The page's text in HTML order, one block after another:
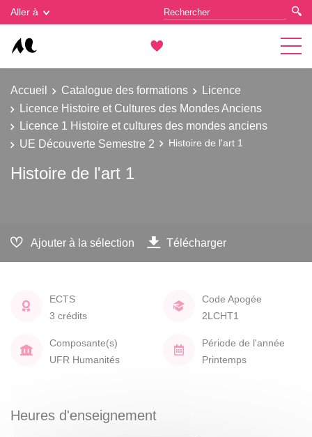
Aller à
Accueil Catalogue des formations
Licence
Licence Histoire et Cultures des Mondes Anciens
Licence 1 Histoire et cultures des mondes anciens
UE Découverte Semestre 2
Histoire de l'art 1
Histoire de l'art 1
Ajouter à la sélection Télécharger
ECTS
3 crédits
Code Apogée
2LCHT1
Composante(s)
UFR Humanités
Période de l'année
Printemps
Heures d'enseignement
Gestion des cookies